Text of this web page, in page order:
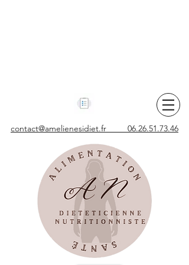
contact@amelienesidiet.fr 06.26.51.73.46